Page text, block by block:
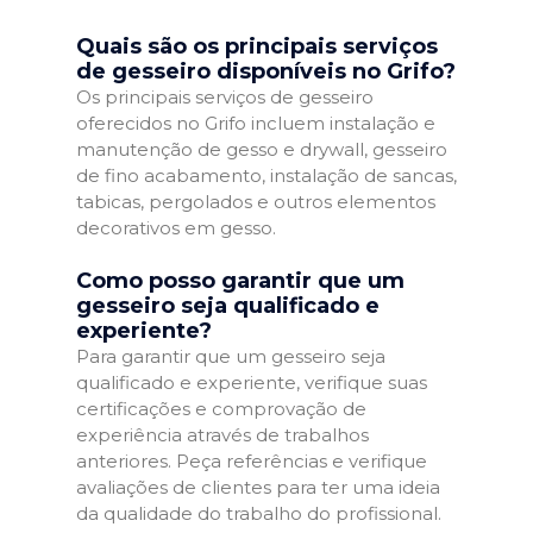
Quais são os principais serviços
de gesseiro disponíveis no Grifo?
Os principais serviços de gesseiro
oferecidos no Grifo incluem instalação e
manutenção de gesso e drywall, gesseiro
de fino acabamento, instalação de sancas,
tabicas, pergolados e outros elementos
decorativos em gesso.
Como posso garantir que um
gesseiro seja qualificado e
experiente?
Para garantir que um gesseiro seja
qualificado e experiente, verifique suas
certificações e comprovação de
experiência através de trabalhos
anteriores. Peça referências e verifique
avaliações de clientes para ter uma ideia
da qualidade do trabalho do profissional.